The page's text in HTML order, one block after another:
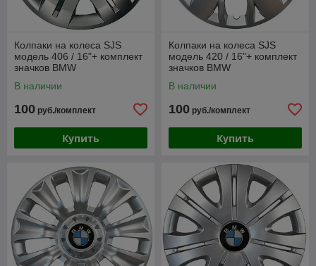
Колпаки на колеса SJS
модель 406 / 16"+ комплект
значков BMW
В наличии
100 руб./комплект
Купить
Колпаки на колеса SJS
модель 420 / 16"+ комплект
значков BMW
В наличии
100 руб./комплект
Купить